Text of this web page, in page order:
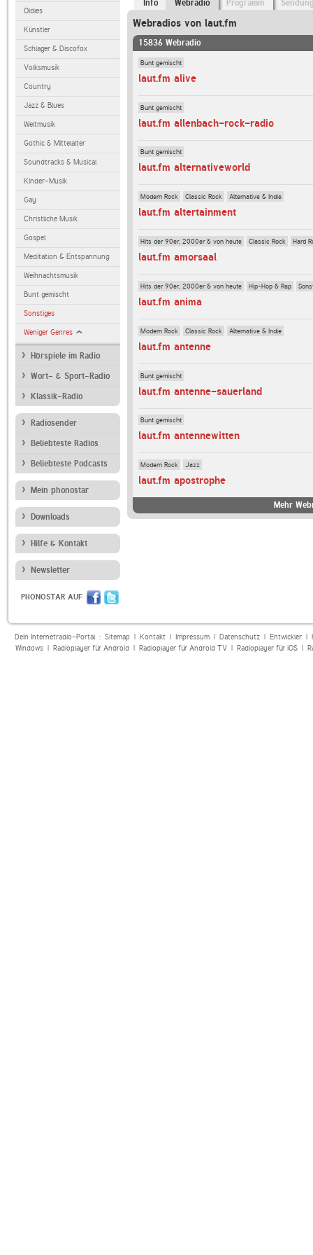
Oldies
Künstler
Schlager & Discofox
Volksmusik
Country
Jazz & Blues
Weltmusik
Gothic & Mittelalter
Soundtracks & Musical
Kinder-Musik
Gay
Christliche Musik
Gospel
Meditation & Entspannung
Weihnachtsmusik
Bunt gemischt
Sonstiges
Weniger Genres
Hörspiele im Radio
Wort- & Sport-Radio
Klassik-Radio
Radiosender
Beliebteste Radios
Beliebteste Podcasts
Mein phonostar
Downloads
Hilfe & Kontakt
Newsletter
PHONOSTAR AUF
Info Webradio Programm
Webradios von laut.fm
15836 Webradio
Bunt gemischt
laut.fm alive
Bunt gemischt
laut.fm allenbach-rock-radio
Bunt gemischt
laut.fm alternativeworld
Modern Rock Classic Rock Alternative & Indie
laut.fm altertainment
Hits der 90er, 2000er & von heute Classic Rock Hard
laut.fm amorsaal
Hits der 90er, 2000er & von heute Hip-Hop & Rap
laut.fm anima
Modern Rock Classic Rock Alternative & Indie
laut.fm antenne
Bunt gemischt
laut.fm antenne-sauerland
Bunt gemischt
laut.fm antennewitten
Modern Rock Jazz
laut.fm apostrophe
Mehr
Dein Internetradio-Portal : Sitemap| Kontakt| Impressum| Datenschutz| Entwickler|
Windows| Radioplayer für Android| Radioplayer für Android TV| Radioplayer für iOS|